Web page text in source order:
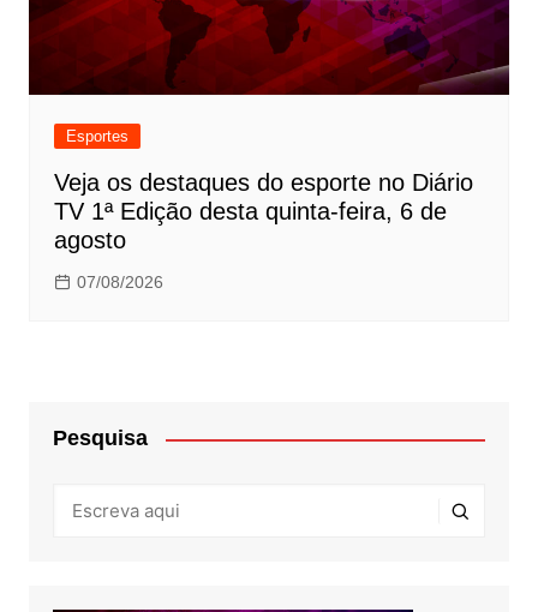
Esportes
Veja os destaques do esporte no Diário
TV 1ª Edição desta quinta-feira, 6 de
agosto
07/08/2026
Pesquisa